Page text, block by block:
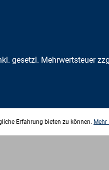
gesetzl. Mehrwertsteuer
Erfahrung bieten zu können.